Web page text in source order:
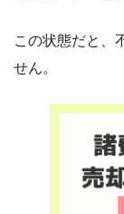
この状態だと、
せん。